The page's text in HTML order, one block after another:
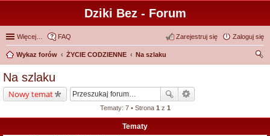
Dziki Bez - Forum
Więcej… FAQ Zaloguj się
Zarejestruj się
Wykaz forów ŻYCIE CODZIENNE
Na szlaku
Na szlaku
Nowy temat
Tematy: 7 • Strona 1 z 1
Tematy